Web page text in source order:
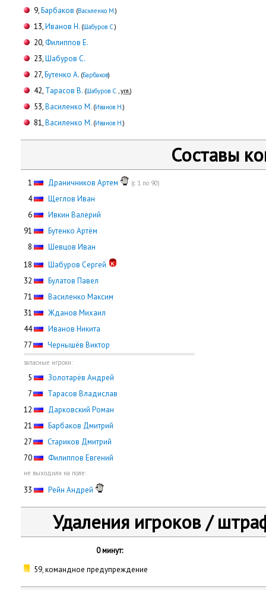
9,Барбаков (Василенко М.)
13,Иванов Н. (Шабуров С.)
20,Филиппов Е.
23,Шабуров С.
27,Бутенко А. (Барбаков)
42, Тарасов В. (Шабуров С.,угл.)
53,Василенко М. (Иванов Н.)
81,Василенко М. (Иванов Н.)
Составы
1 Драничников Артем (с 1 по 90)
4
Щеглов Иван
6
Ивкин Валерий
91
Бутенко Артём
8
Шевцов Иван
18
Шабуров Сергей
32
Булатов Павел
71
Василенко Максим
31
Жданов Михаил
44
Иванов Никита
77
Чернышёв Виктор
запасные игроки:
5
Золотарёв Андрей
7
Тарасов Владислав
12
Дарковский Роман
21
Барбаков Дмитрий
27
Стариков Дмитрий
70
Филиппов Евгений
не выходили на поле:
33 Рейн Андрей
Удаления игроков /
0 минут:
59, командное предупреждение